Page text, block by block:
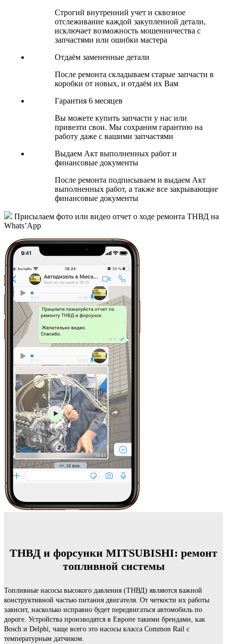
Строгий внутренний учет и сквозное
отслеживание каждой закупленной детали,
исключает возможность мошенничества с
запчастями или ошибки мастера
Отдаём замененные детали
После ремонта складываем старые запчасти в
коробки от новых, и отдаём их Вам
Гарантия 6 месяцев
Вы можете купить запчасти у нас или
привезти свои. Мы сохраним гарантию на
работу даже с вашими запчастями
Выдаем Акт выполненных работ и
финансовые документы
После ремонта подписываем и выдаем Акт
выполненных работ, а также все закрывающие
финансовые документы
Присылаем фото или видео отчет о ходе ремонта ТНВД на
Whats’App
ТНВД и форсунки MITSUBISHI: ремонт
топливной системы
Топливные насосы высокого давления (ТНВД) являются важной
конструктивной частью питания двигателя. От четкости их работы
зависит, насколько исправно будет передвигаться автомобиль по
дороге. Устройства производятся в Европе такими брендами, как
Bosch и Delphi, чаще всего это насосы класса Common Rail с
температурным датчиком.